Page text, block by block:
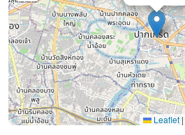
Leaflet|